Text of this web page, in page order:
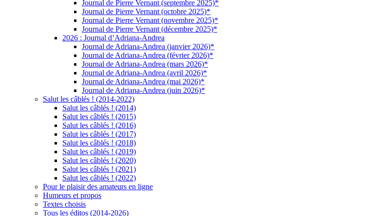
Journal de Pierre Vernant (septembre 2025)*
Journal de Pierre Vernant (octobre 2025)*
Journal de Pierre Vernant (novembre 2025)*
Journal de Pierre Vernant (décembre 2025)*
2026 : Journal d’Adriana-Andrea
Journal de Adriana-Andrea (janvier 2026)*
Journal de Adriana-Andrea (février 2026)*
Journal de Adriana-Andrea (mars 2026)*
Journal de Adriana-Andrea (avril 2026)*
Journal de Adriana-Andrea (mai 2026)*
Journal de Adriana-Andrea (juin 2026)*
Salut les câblés ! (2014-2022)
Salut les câblés ! (2014)
Salut les câblés ! (2015)
Salut les câblés ! (2016)
Salut les câblés ! (2017)
Salut les câblés ! (2018)
Salut les câblés ! (2019)
Salut les câblés ! (2020)
Salut les câblés ! (2021)
Salut les câblés ! (2022)
Pour le plaisir des amateurs en ligne
Humeurs et propos
Textes choisis
Tous les éditos (2014-2026)